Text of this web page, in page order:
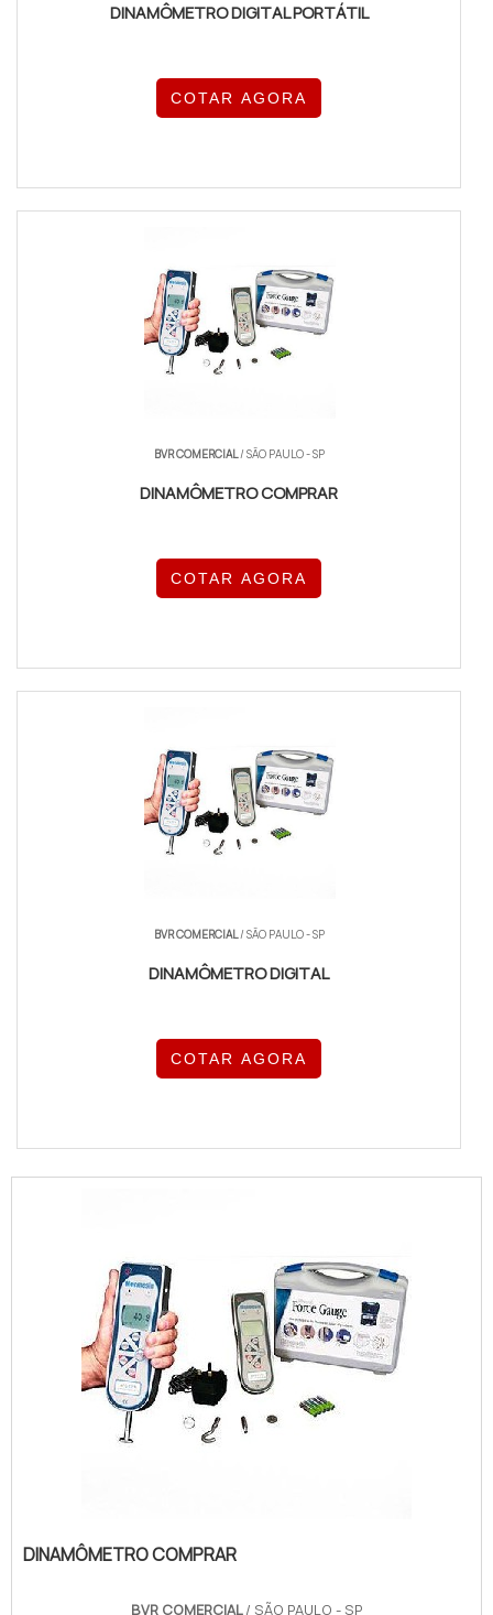
DINAMÔMETRO DIGITAL PORTÁTIL
COTAR AGORA
BVR COMERCIAL/ SÃO PAULO - SP
DINAMÔMETRO COMPRAR
COTAR AGORA
BVR COMERCIAL/ SÃO PAULO - SP
DINAMÔMETRO DIGITAL
COTAR AGORA
DINAMÔMETRO COMPRAR
BVR COMERCIAL/ SÃO PAULO - SP